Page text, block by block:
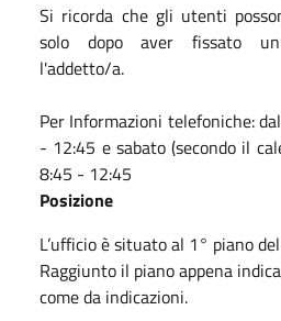
Si ricorda che gli utenti
solo dopo aver fissato un
l'addetto/a.
Per Informazioni telefoniche:
- 12:45 e sabato (secondo il
8:45 - 12:45
Posizione
L’ufficio è situato al 1° piano
Raggiunto il piano appena
come da indicazioni.